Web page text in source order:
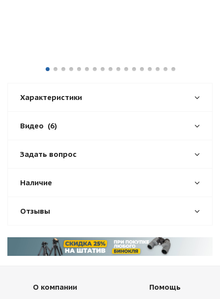
Характеристики
Видео (6)
Задать вопрос
Наличие
Отзывы
О компании Помощь